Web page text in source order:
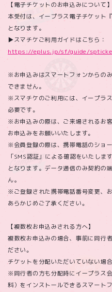
【電子チケットのお申込みについて】
本受付は、イープラス電子チケット
となります。
▶スマチケご利用ガイドはこちら：
https://eplus.jp/sf/guide/
※お申込みはスマートフォンからの
できません。
※スマチケのご利用には、イープラ
必要です。
※お申込みの際は、ご来場されるお
お申込みをお願いいたします。
※会員登録の際は、携帯電話のショ
「SMS認証」による確認をいたし
となります。データ通信のみ契約の
ん。
※ご登録された携帯電話番号変更、
あらかじめご了承ください。
【複数枚お申込みされる方へ】
複数枚お申込みの場合、事前に同行
ださい。
チケットを分配いただいていない場
※同行者の方も分配時にイープラス
料）をインストールできるスマート